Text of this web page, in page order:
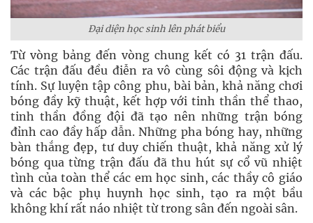
Đại diện học sinh lên phát biểu
Từ vòng bảng đến vòng chung kết có 31 trận đấu.
Các trận đấu đều điễn ra vô cùng sôi động và kịch
tính. Sự luyện tập công phu, bài bản, khả năng chơi
bóng đầy kỹ thuật, kết hợp với tinh thần thể thao,
tinh thần đồng đội đã tạo nên những trận bóng
đỉnh cao đầy hấp dẫn. Những pha bóng hay, những
bàn thắng đẹp, tư duy chiến thuật, khả năng xử lý
bóng qua từng trận đấu đã thu hút sự cổ vũ nhiệt
tình của toàn thể các em học sinh, các thầy cô giáo
và các bậc phụ huynh học sinh, tạo ra một bầu
không khí rất náo nhiệt từ trong sân đến ngoài sân.